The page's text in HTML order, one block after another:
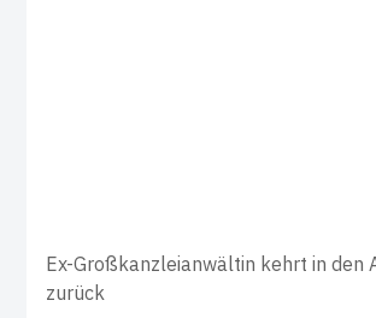
Ex-Großkanzleianwältin kehrt in den
zurück